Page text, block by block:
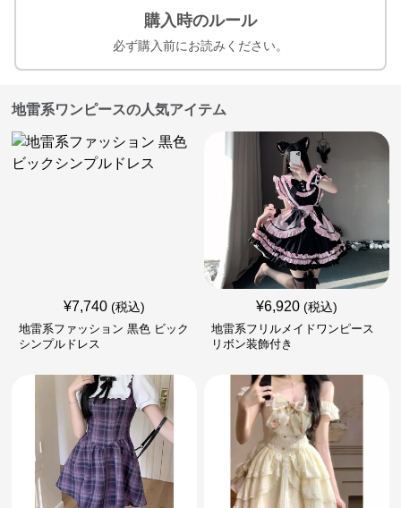
購入時のルール
必ず購入前にお読みください。
地雷系ワンピースの人気アイテム
¥7,740 (税込)
地雷系ファッション 黒色 ビック
シンプルドレス
¥6,920 (税込)
地雷系フリルメイドワンピース
リボン装飾付き